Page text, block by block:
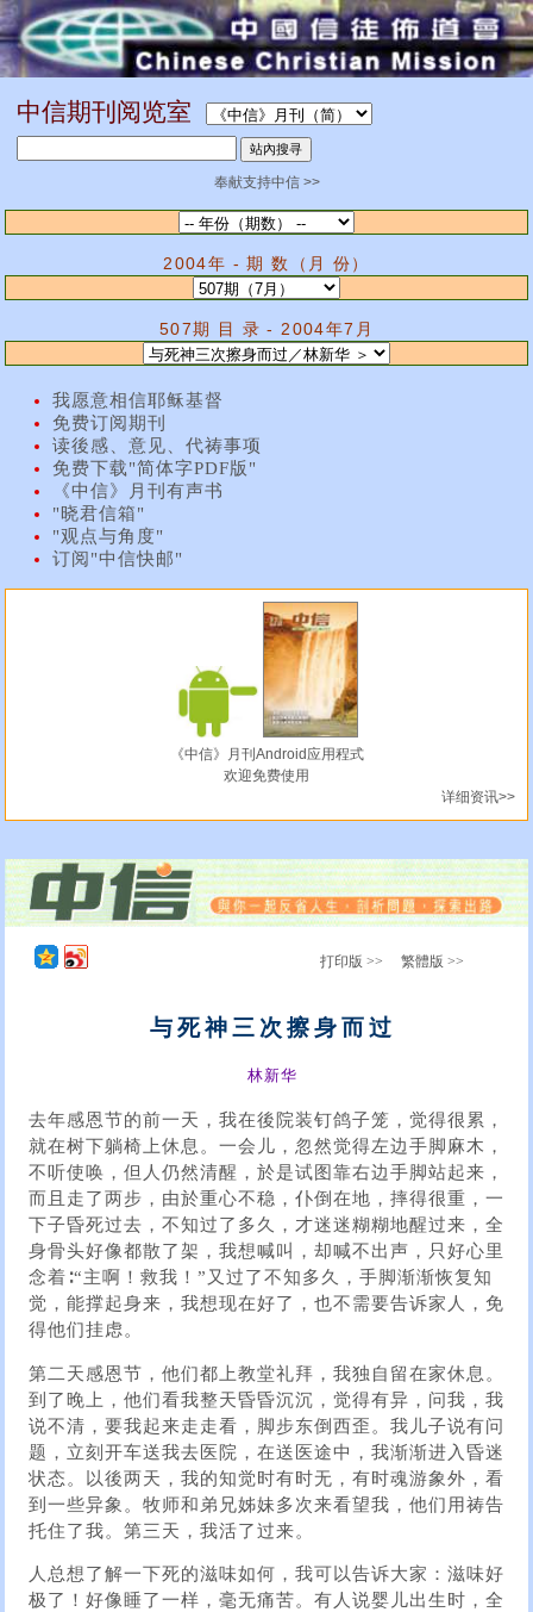
中信期刊阅览室
奉献支持中信 >>
2004年 - 期 数（月 份）
507期 目 录 - 2004年7月
我愿意相信耶稣基督
免费订阅期刊
读後感、意见、代祷事项
免费下载"简体字PDF版"
《中信》月刊有声书
"晓君信箱"
"观点与角度"
订阅"中信快邮"
《中信》月刊Android应用程式
欢迎免费使用
详细资讯>>
打印版 >> 繁體版 >>
与死神三次擦身而过
林新华
去年感恩节的前一天，我在後院装钉鸽子笼，觉得很累，
就在树下躺椅上休息。一会儿，忽然觉得左边手脚麻木，
不听使唤，但人仍然清醒，於是试图靠右边手脚站起来，
而且走了两步，由於重心不稳，仆倒在地，摔得很重，一
下子昏死过去，不知过了多久，才迷迷糊糊地醒过来，全
身骨头好像都散了架，我想喊叫，却喊不出声，只好心里
念着∶“主啊！救我！”又过了不知多久，手脚渐渐恢复知
觉，能撑起身来，我想现在好了，也不需要告诉家人，免
得他们挂虑。
第二天感恩节，他们都上教堂礼拜，我独自留在家休息。
到了晚上，他们看我整天昏昏沉沉，觉得有异，问我，我
说不清，要我起来走走看，脚步东倒西歪。我儿子说有问
题，立刻开车送我去医院，在送医途中，我渐渐进入昏迷
状态。以後两天，我的知觉时有时无，有时魂游象外，看
到一些异象。牧师和弟兄姊妹多次来看望我，他们用祷告
托住了我。第三天，我活了过来。
人总想了解一下死的滋味如何，我可以告诉大家：滋味好
极了！好像睡了一样，毫无痛苦。有人说婴儿出生时，全